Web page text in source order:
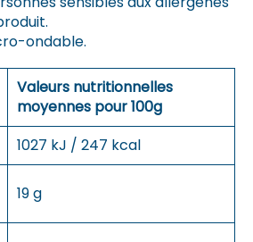
ondable.
Valeurs nutritionnelles
moyennes pour 100g
1027 kJ / 247 kcal
19 g